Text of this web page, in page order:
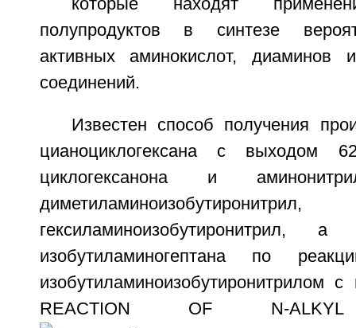
которые находят
полупродуктов в синтезе
активных аминокислот, диаминов и
соединений.
Известен способ получения
цианоциклогексана с выходом
циклогексанона и
гексиламиноизобутиронитрил,
изобутиламиногептана по
изобутиламиноизобутиронитрилом
REACTION OF N-ALKYL